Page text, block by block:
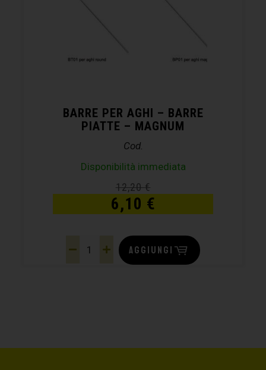
BARRE PER AGHI – BARRE
PIATTE – MAGNUM
Cod.
Disponibilità immediata
12,20€
6,10 €
AGGIUNGI